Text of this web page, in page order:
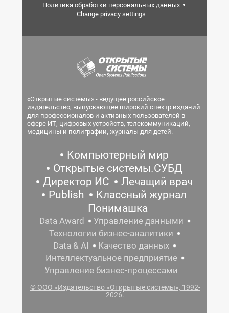
Политика обработки персональных данных
Change privacy settings
«Открытые системы» - ведущее российское
издательство, выпускающее широкий спектр изданий
для профессионалов и активных пользователей в
сфере ИТ, цифровых устройств, телекоммуникаций,
медицины и полиграфии, журналы для детей.
Компьютерный мир
Открытые системы.СУБД
Директор ИС
Лечащий врач
Publish
Классный журнал
Понимашка
Data Award
Управление данными
Технологии бизнес-аналитики
Data & AI
Качество данных
Интеллектуальное предприятие
Управление бизнес-процессами
© ООО «Издательство «Открытые системы», 1992-
2026.